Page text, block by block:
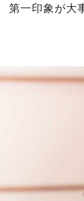
第一印象が大